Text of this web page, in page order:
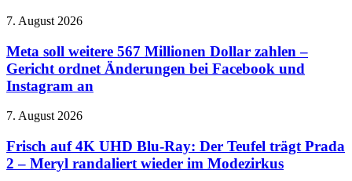
Amerika
fast
aus
Display
Meta
weitere
567
Millionen
Dollar
–
ordnet
Änderungen
7. August 2026
Meta soll weitere 567 Millionen Dollar zahlen –
Gericht ordnet Änderungen bei Facebook und
Instagram an
Frisch
4K
UHD
Blu-
7. August 2026
Frisch auf 4K UHD Blu-Ray: Der Teufel trägt Prada
2 – Meryl randaliert wieder im Modezirkus